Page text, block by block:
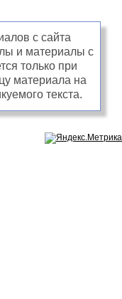
с сайта
и материалы с
только при
материала на
текста.